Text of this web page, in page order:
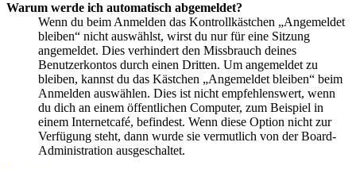
Warum werde ich automatisch abgemeldet?
Wenn du beim Anmelden das Kontrollkästchen „Angemeldet
bleiben“ nicht auswählst, wirst du nur für eine Sitzung
angemeldet. Dies verhindert den Missbrauch deines
Benutzerkontos durch einen Dritten. Um angemeldet zu
bleiben, kannst du das Kästchen „Angemeldet bleiben“ beim
Anmelden auswählen. Dies ist nicht empfehlenswert, wenn
du dich an einem öffentlichen Computer, zum Beispiel in
einem Internetcafé, befindest. Wenn diese Option nicht zur
Verfügung steht, dann wurde sie vermutlich von der Board-
Administration ausgeschaltet.